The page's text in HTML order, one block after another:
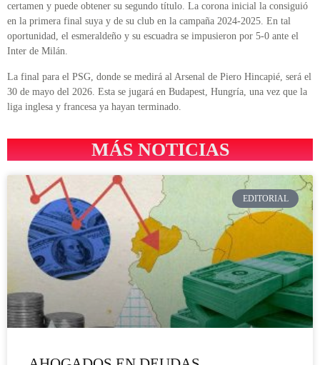
certamen y puede obtener su segundo título. La corona inicial la consiguió
en la primera final suya y de su club en la campaña 2024-2025. En tal
oportunidad, el esmeraldeño y su escuadra se impusieron por 5-0 ante el
Inter de Milán.
La final para el PSG, donde se medirá al Arsenal de Piero Hincapié, será el
30 de mayo del 2026. Esta se jugará en Budapest, Hungría, una vez que la
liga inglesa y francesa ya hayan terminado.
MÁS NOTICIAS
EDITORIAL